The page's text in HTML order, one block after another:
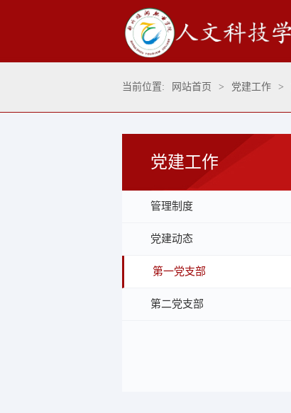
当前位置: 网站首页 > 党建工作 >
党建工作
管理制度
党建动态
第一党支部
第二党支部